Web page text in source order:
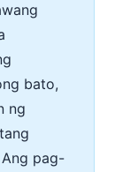
bato,
ng
pag-